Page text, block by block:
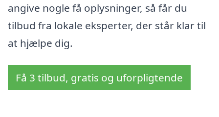
angive nogle få oplysninger, så får du
tilbud fra lokale eksperter, der står klar til
at hjælpe dig.
Få 3 tilbud, gratis og uforpligtende